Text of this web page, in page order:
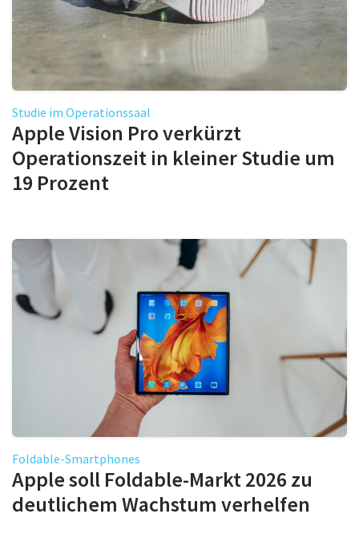
Studie im Operationssaal
Apple Vision Pro verkürzt
Operationszeit in kleiner Studie um
19 Prozent
Foldable-Smartphones
Apple soll Foldable-Markt 2026 zu
deutlichem Wachstum verhelfen